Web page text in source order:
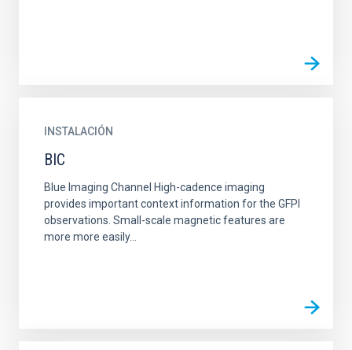
INSTALACIÓN
BIC
Blue Imaging Channel High-cadence imaging
provides important context information for the GFPI
observations. Small-scale magnetic features are
more more easily...